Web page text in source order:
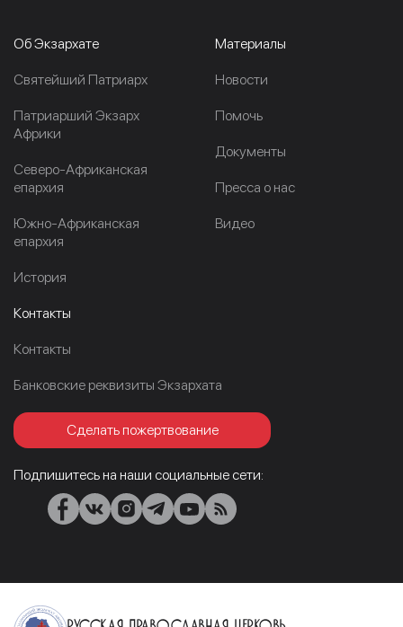
Об Экзархате
Cвятейший Патриарх
Патриарший Экзарх
Африки
Северо-Африканская
епархия
Южно-Африканская
епархия
История
Материалы
Новости
Помочь
Документы
Пресса о нас
Видео
Контакты
Контакты
Банковские реквизиты Экзархата
Сделать пожертвование
Подпишитесь на наши социальные сети:
Русская Православная Церковь